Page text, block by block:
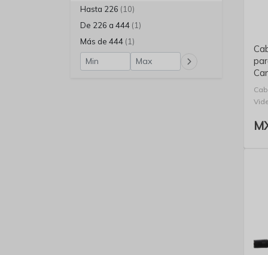
Hasta 226 (10)
De 226 a 444 (1)
Más de 444 (1)